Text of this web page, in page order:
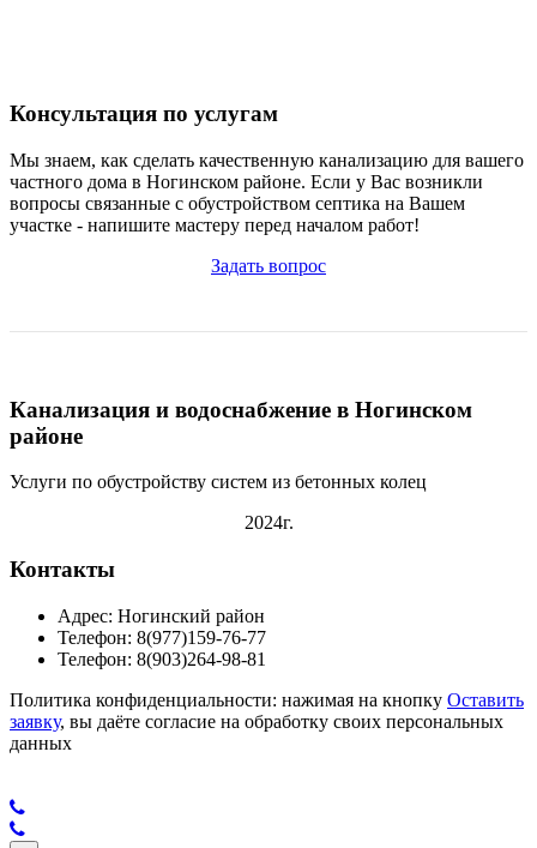
Консультация по услугам
Мы знаем, как сделать качественную канализацию для вашего
частного дома в Ногинском районе. Если у Вас возникли
вопросы связанные с обустройством септика на Вашем
участке - напишите мастеру перед началом работ!
Задать вопрос
Канализация и водоснабжение в Ногинском
районе
Услуги по обустройству систем из бетонных колец
2024г.
Контакты
Адрес: Ногинский район
Телефон: 8(977)159-76-77
Телефон: 8(903)264-98-81
Политика конфиденциальности: нажимая на кнопку Оставить
заявку, вы даёте согласие на обработку своих персональных
данных